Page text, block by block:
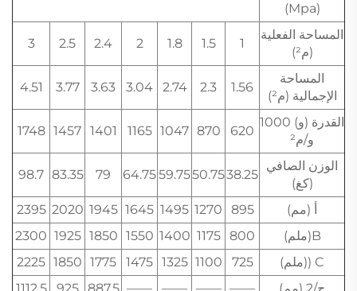
(Mpa)
المساحة الفعلية
(م²)
1
1.5
1.8
2
2.4
2.5
3
المساحة
الإجمالية (م²)
1.56
2.3
2.74
3.04
3.63
3.77
4.51
القدرة (و) 1000
و/م²
620
870
1047
1165
1401
1457
1748
الوزن الصافي
(كغ)
38.25
50.75
59.75
64.75
79
83.35
98.7
أ (مم) 895
1270
1495
1645
1945
2020
2395
B(ملم)
800
1175
1400
1550
1850
1925
2300
C ((ملم)
725
1100
1325
1475
1775
1850
2225